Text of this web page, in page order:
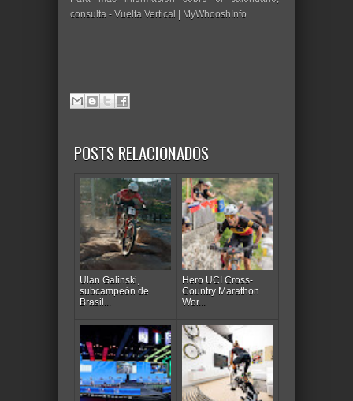
consulta - Vuelta Vertical | MyWhooshInfo
POSTS RELACIONADOS
Ulan Galinski,
subcampeón de
Brasil...
Hero UCI Cross-
Country Marathon
Wor...